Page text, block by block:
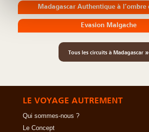
Evasion Malgache
Tous les circuits à Madagascar»
LE VOYAGE AUTREMENT
Qui sommes-nous ?
Le Concept